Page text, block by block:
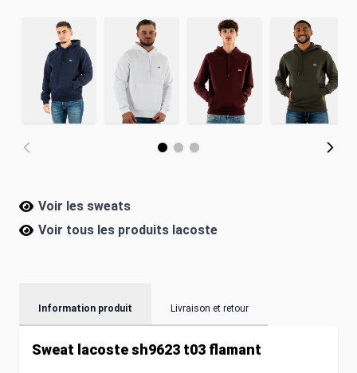
Voir les sweats
Voir tous les produits lacoste
Information produit Livraison et retour
Sweat lacoste sh9623 t03 flamant